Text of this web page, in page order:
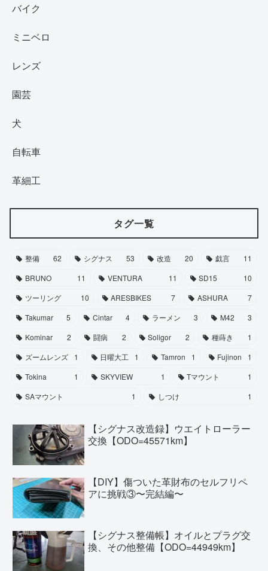
バイク
ミニベロ
レンズ
園芸
犬
自転車
革細工
タグ一覧
整備 62 シグナス 53 改造 20 戯言
11
BRUNO
11 VENTURA 11 SD15
10
ツーリング
10 ARESBIKES 7 ASHURA
7
Takumar
5 Cintar 4 ラーメン 3 M42
3
Kominar
2 闘病 2 Soligor 2 種蒔き
1
ズームレンズ
1 日曜大工 1 Tamron 1 Fujinon
1
Tokina
1 SKYVIEW 1 Tマウント
1
SAマウント
1 しつけ 1
【シグナス改造録】ウエイトローラー
交換【ODO=45571km】
【DIY】傷ついた革財布のセルフリペ
アに挑戦③〜完結編〜
【シグナス整備帳】オイルとプラグ交
換、その他整備【ODO=44949km】